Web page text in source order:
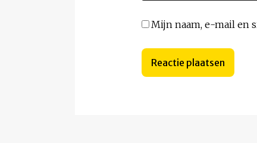
Mijn naam, e-mail en